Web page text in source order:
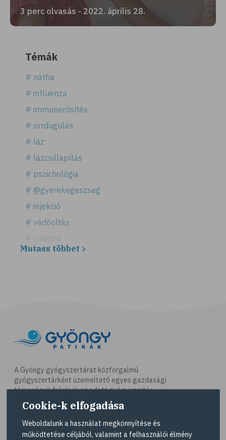
3 perc olvasás - 2022. április 28.
Témák
# nátha
# influenza
# immunerősítés
# orrdugulás
# láz
# lázcsillapítás
# pszichológia
# @gyerekegeszseg
# injekció
# védőoltás
# vakcina
# vérvétel
# vírusfertőzés
# @egeszsegmagazin
# iskola
# fülfájás
# bárányhimlő
# légúti allergia
Mutass többet >
A Gyöngy gyógyszertárat közforgalmú
gyógyszertárként üzemeltető egyes gazdasági
társaságok felelnek az adott gyógyszertár
működésért. A Gyöngy gyógyszertárak listáját és
elérhetőségeit a Gyógyszertár kereső
tekintheti meg.
Cookie-k elfogadása
Weboldalunk a használat megkönnyítése és
működtetése céljából, valamint a felhasználói élmény